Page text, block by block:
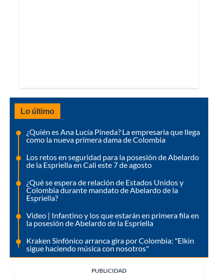
Lo último
¿Quién es Ana Lucía Pineda? La empresaria que llega
como la nueva primera dama de Colombia
Los retos en seguridad para la posesión de Abelardo
de la Espriella en Cali este 7 de agosto
¿Qué se espera de relación de Estados Unidos y
Colombia durante mandato de Abelardo de la
Espriella?
Video | Infantino y los que estarán en primera fila en
la posesión de Abelardo de la Espriella
Kraken Sinfónico arranca gira por Colombia: "Elkin
sigue haciendo música con nosotros"
PUBLICIDAD